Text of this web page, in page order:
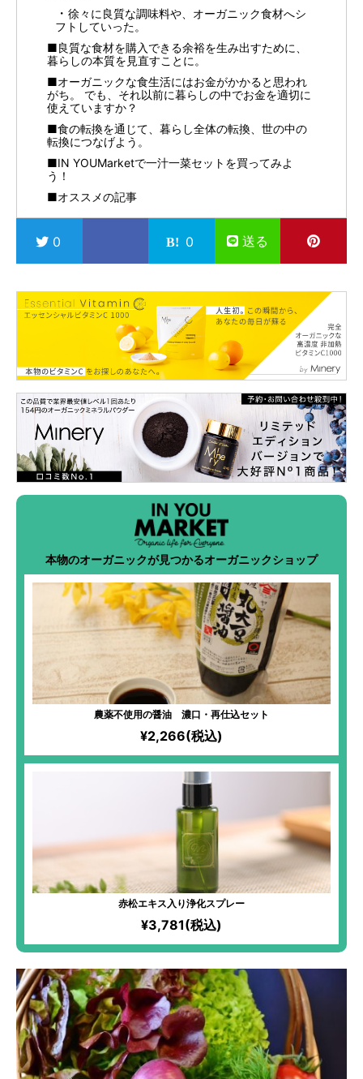
徐々に良質な調味料や、オーガニック食材へシ
フトしていった。
■良質な食材を購入できる余裕を生み出すために、
暮らしの本質を見直すことに。
■オーガニックな食生活にはお金がかかると思われ
がち。 でも、それ以前に暮らしの中でお金を適切に
使えていますか？
■食の転換を通じて、暮らし全体の転換、世の中の
転換につなげよう。
■IN YOUMarketで一汁一菜セットを買ってみよ
う！
■オススメの記事
0 0 送る
本物のオーガニックが見つかるオーガニックショップ
農薬不使用の醤油 濃口・再仕込セット
¥2,266(税込)
赤松エキス入り浄化スプレー
¥3,781(税込)